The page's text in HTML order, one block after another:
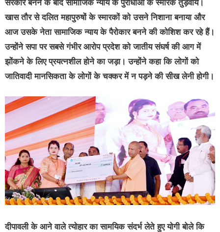
सरकार बनने के बाद सामाजिक न्याय के पुरोधाओं के स्मारक तुड़वाये।
खास तौर से दलित महापुरुषों के स्मारकों को उसने निशाना बनाया और
आज उसके नेता सामाजिक न्याय के पैरोकार बनने की कोशिश कर रहे हैं।
उन्होंने सपा पर सबसे गंभीर आरोप प्रदेश को जातीय संघर्ष की आग में
झोंकने के लिए प्रयत्नशील होने का जड़ा। उन्होंने कहा कि लोगों को
जातिवादी मानसिकता के लोगों के चक्कर में न पड़ने की सीख लेनी होगी।
दीपावली के आने वाले त्योहार का सामयिक संदर्भ लेते हुए योगी बोले कि